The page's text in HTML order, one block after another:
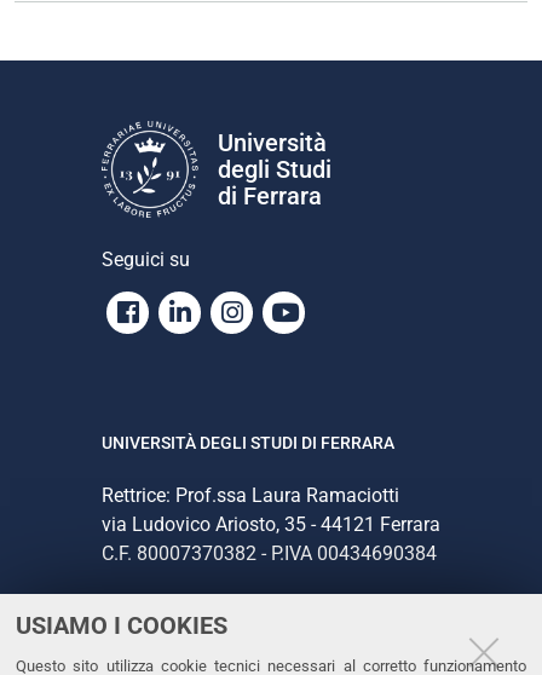
USIAMO I COOKIES
Questo sito utilizza cookie tecnici necessari al corretto funzionamento
Università
degli Studi
di Ferrara
Seguici su
Facebook
LinkedinInstagram
Youtube
UNIVERSITÀ DEGLI STUDI DI FERRARA
Rettrice: Prof.ssa Laura Ramaciotti
via Ludovico Ariosto, 35 - 44121 Ferrara
C.F. 80007370382 - P.IVA 00434690384
CONTATTI